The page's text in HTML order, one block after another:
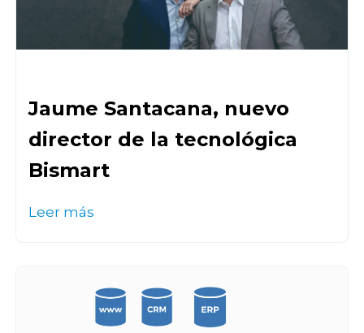
Jaume Santacana, nuevo
director de la tecnológica
Bismart
Leer más